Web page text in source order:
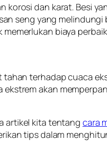
dan karat. Besi
seng yang
biaya
terhadap cuaca
akan
artikel kita tentang cara
tips dalam